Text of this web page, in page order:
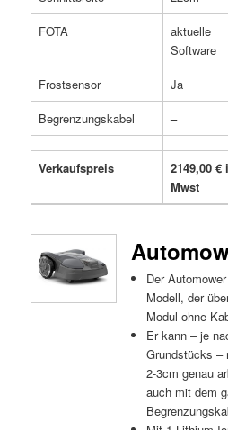
FOTA
aktuelle
Software
Frostsensor
Ja
Begrenzungskabel
–
Verkaufspreis
2149,00 €
Mwst
Der
Modell, der
Modul ohne
Er kann – je
Grundstücks –
2-3cm genau
auch mit dem